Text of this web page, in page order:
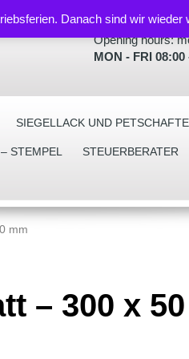
Opening hours:
MON - FRI 08:00
SIEGELLACK UND PETSCHAFTE
STEMPEL STEUERBERATER
mm
– 300 x
Danach sind wir wieder